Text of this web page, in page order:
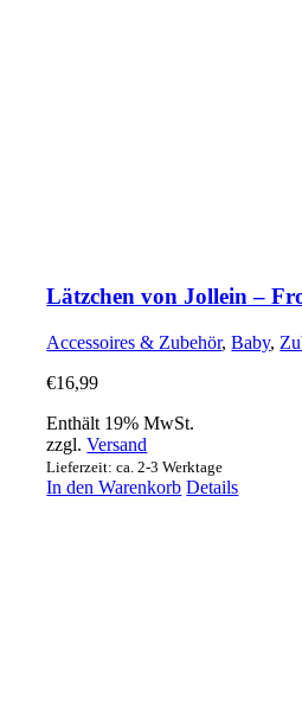
Lätzchen von Jollein –
Accessoires & Zubehör,Baby,
€16,99
Enthält 19% MwSt.
zzgl.Versand
Lieferzeit: ca. 2-3 Werktage
In den Warenkorb Details